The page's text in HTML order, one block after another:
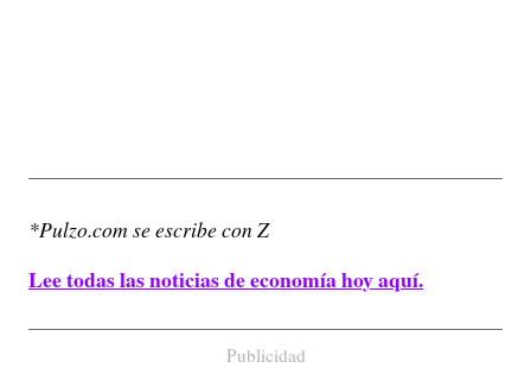
*Pulzo.com se escribe con Z
Lee todas las noticias de economía hoy aquí.
Publicidad